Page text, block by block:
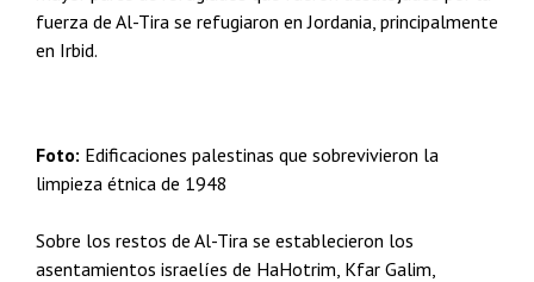
fuerza de Al-Tira se refugiaron en Jordania, principalmente
en Irbid.
Foto: Edificaciones palestinas que sobrevivieron la
limpieza étnica de 1948
Sobre los restos de Al-Tira se establecieron los
asentamientos israelíes de HaHotrim, Kfar Galim,